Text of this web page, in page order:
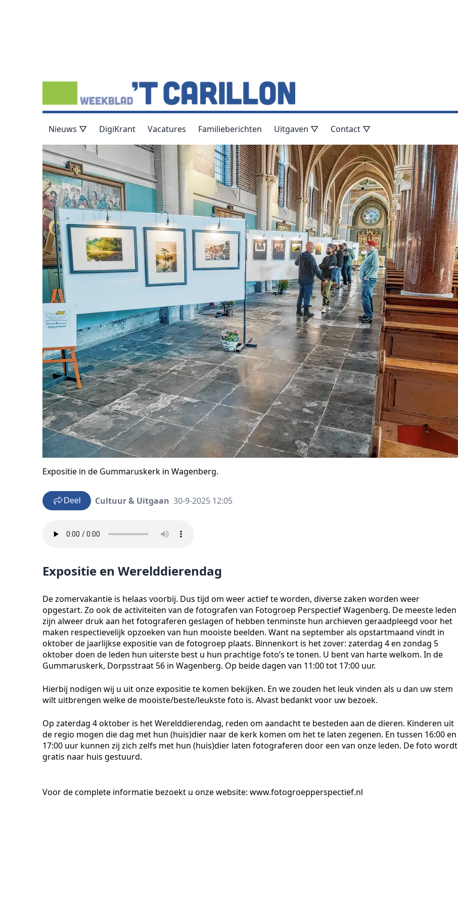
Nieuws ▽ DigiKrant Vacatures Familieberichten Uitgaven ▽ Contact ▽
Expositie in de Gummaruskerk in Wagenberg.
Deel Cultuur & Uitgaan 30-9-2025 12:05
Expositie en Werelddierendag
De zomervakantie is helaas voorbij. Dus tijd om weer actief te worden, diverse zaken worden weer
opgestart. Zo ook de activiteiten van de fotografen van Fotogroep Perspectief Wagenberg. De meeste leden
zijn alweer druk aan het fotograferen geslagen of hebben tenminste hun archieven geraadpleegd voor het
maken respectievelijk opzoeken van hun mooiste beelden. Want na september als opstartmaand vindt in
oktober de jaarlijkse expositie van de fotogroep plaats. Binnenkort is het zover: zaterdag 4 en zondag 5
oktober doen de leden hun uiterste best u hun prachtige foto’s te tonen. U bent van harte welkom. In de
Gummaruskerk, Dorpsstraat 56 in Wagenberg. Op beide dagen van 11:00 tot 17:00 uur.
Hierbij nodigen wij u uit onze expositie te komen bekijken. En we zouden het leuk vinden als u dan uw stem
wilt uitbrengen welke de mooiste/beste/leukste foto is. Alvast bedankt voor uw bezoek.
Op zaterdag 4 oktober is het Werelddierendag, reden om aandacht te besteden aan de dieren. Kinderen uit
de regio mogen die dag met hun (huis)dier naar de kerk komen om het te laten zegenen. En tussen 16:00 en
17:00 uur kunnen zij zich zelfs met hun (huis)dier laten fotograferen door een van onze leden. De foto wordt
gratis naar huis gestuurd.
Voor de complete informatie bezoekt u onze website: www.fotogroepperspectief.nl